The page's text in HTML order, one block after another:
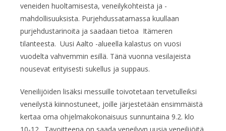
veneiden huoltamisesta, veneilykohteista ja -
mahdollisuuksista. Purjehdussatamassa kuullaan
purjehdustarinoita ja saadaan tietoa Itämeren
tilanteesta. Uusi Aalto -alueella kalastus on vuosi
vuodelta vahvemmin esillä. Tänä vuonna vesilajeista
nousevat erityisesti sukellus ja suppaus.
Veneilijöiden lisäksi messuille toivotetaan tervetulleiksi
veneilystä kiinnostuneet, joille järjestetään ensimmäistä
kertaa oma ohjelmakokonaisuus sunnuntaina 9.2. klo
10-12. Tavoitteena on saada veneilyyn uusia veneilijöitä.